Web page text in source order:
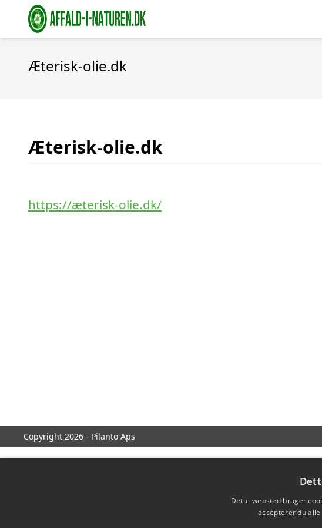
Æterisk-olie.dk
Æterisk-olie.dk
https://æterisk-olie.dk/
Copyright 2026 - Pilanto Aps
Dette websted bruger
accepterer du